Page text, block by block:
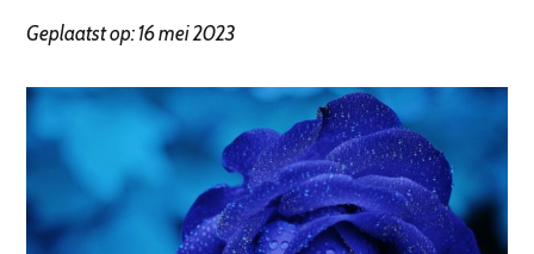
Geplaatst op: 16 mei 2023